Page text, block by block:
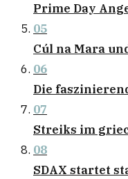
Prime Day
05
Cúl na Mara
06
Die
07
Streiks im
08
SDAX startet